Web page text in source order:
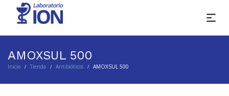
AMOXSUL 500
Inicio / Tienda / Antibióticos / AMOXSUL 500